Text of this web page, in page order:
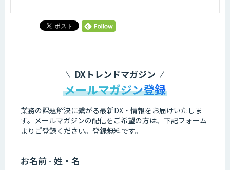
DXトレンドマガジン
メールマガジン登録
業務の課題解決に繋がる最新DX・情報をお届けいたしま
す。 メールマガジンの配信をご希望の方は、下記フォーム
よりご登録ください。登録無料です。
お名前 - 姓・名